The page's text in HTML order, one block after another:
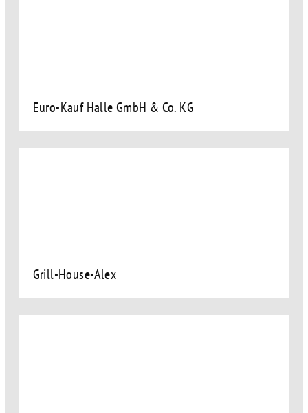
Euro-Kauf Halle GmbH & Co. KG
Grill-House-Alex